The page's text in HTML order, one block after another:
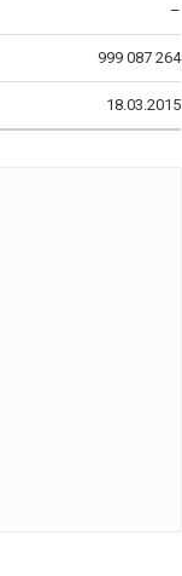
–
999 087 264
18.03.2015